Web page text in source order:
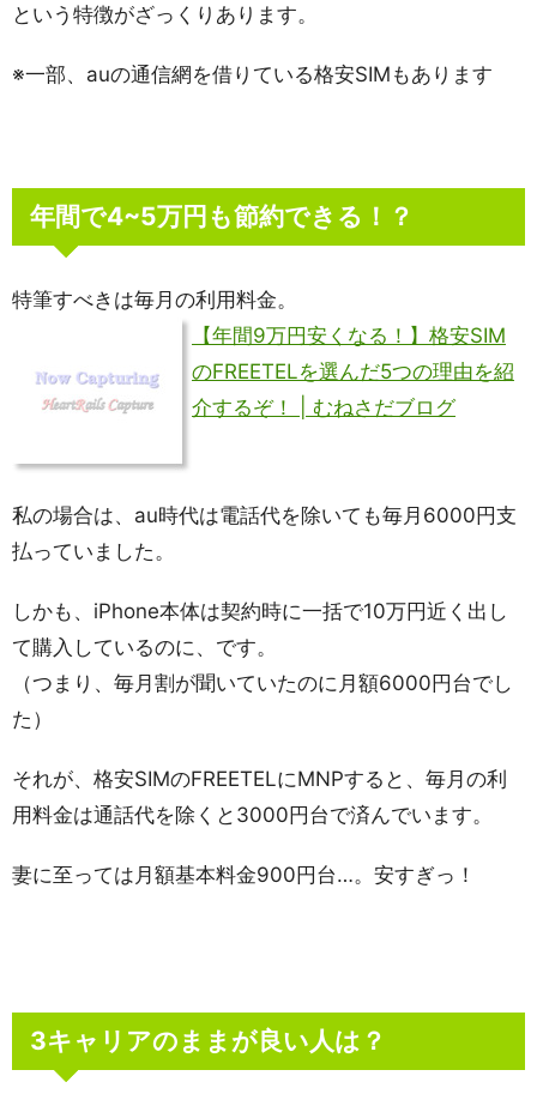
という特徴がざっくりあります。
※一部、auの通信網を借りている格安SIMもあります
年間で4~5万円も節約できる！？
特筆すべきは毎月の利用料金。
【年間9万円安くなる！】格安SIM
のFREETELを選んだ5つの理由を紹
介するぞ！ | むねさだブログ
私の場合は、au時代は電話代を除いても毎月6000円支
払っていました。
しかも、iPhone本体は契約時に一括で10万円近く出し
て購入しているのに、です。
（つまり、毎月割が聞いていたのに月額6000円台でし
た）
それが、格安SIMのFREETELにMNPすると、毎月の利
用料金は通話代を除くと3000円台で済んでいます。
妻に至っては月額基本料金900円台…。安すぎっ！
3キャリアのままが良い人は？